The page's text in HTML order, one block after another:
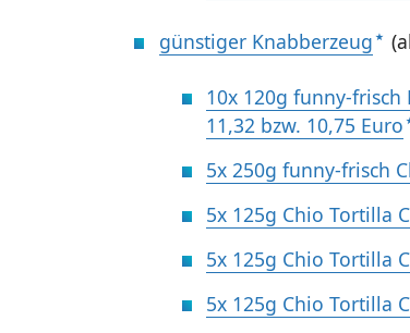
günstiger Knabberzeug
10x 120g funny-frisch
11,32 bzw. 10,75 Euro
5x 250g funny-frisch
5x 125g Chio Tortilla
5x 125g Chio Tortilla
5x 125g Chio Tortilla